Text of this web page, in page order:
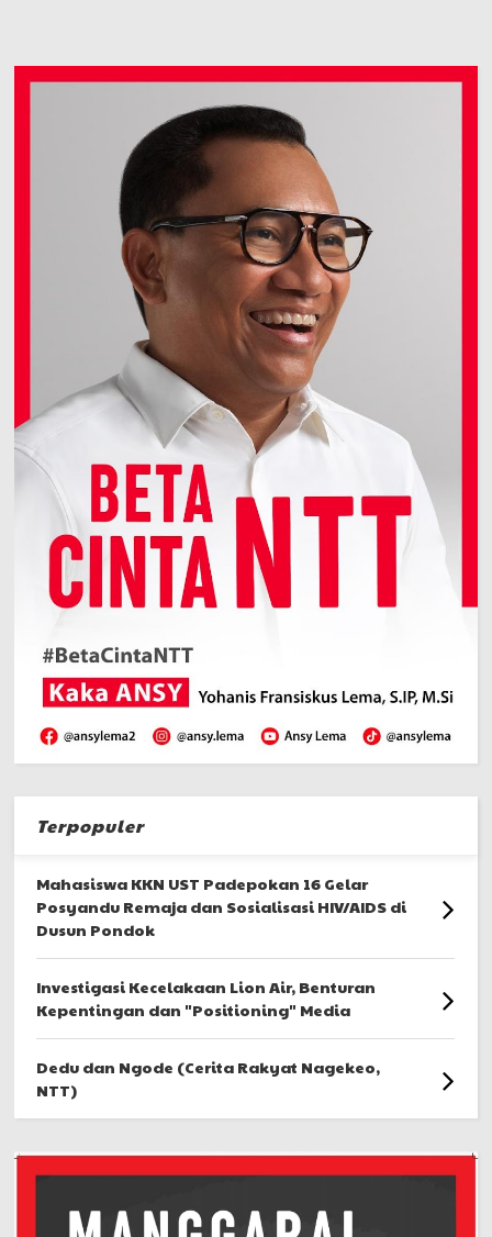
Terpopuler
Mahasiswa KKN UST Padepokan 16 Gelar
Posyandu Remaja dan Sosialisasi HIV/AIDS di
Dusun Pondok
Investigasi Kecelakaan Lion Air, Benturan
Kepentingan dan "Positioning" Media
Dedu dan Ngode (Cerita Rakyat Nagekeo,
NTT)